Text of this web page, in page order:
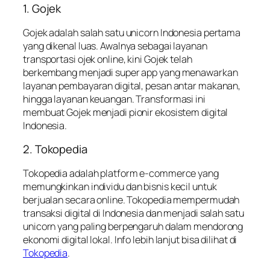
1. Gojek
Gojek adalah salah satu unicorn Indonesia pertama
yang dikenal luas. Awalnya sebagai layanan
transportasi ojek online, kini Gojek telah
berkembang menjadi super app yang menawarkan
layanan pembayaran digital, pesan antar makanan,
hingga layanan keuangan. Transformasi ini
membuat Gojek menjadi pionir ekosistem digital
Indonesia.
2. Tokopedia
Tokopedia adalah platform e-commerce yang
memungkinkan individu dan bisnis kecil untuk
berjualan secara online. Tokopedia mempermudah
transaksi digital di Indonesia dan menjadi salah satu
unicorn yang paling berpengaruh dalam mendorong
ekonomi digital lokal. Info lebih lanjut bisa dilihat di
Tokopedia.